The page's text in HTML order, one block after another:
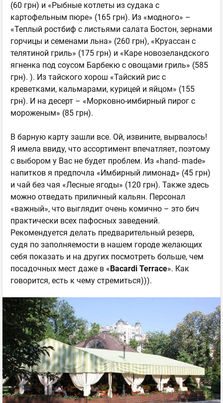
(60 грн) и «Рыбные котлеты из судака с
картофельным пюре» (165 грн). Из «модного» –
«Теплый ростбиф с листьями салата Бостон, зернами
горчицы и семенами льна» (260 грн), «Круассан с
телятиной гриль» (175 грн) и «Каре новозеландского
ягненка под соусом Барбекю с овощами гриль» (585
грн). ). Из тайского хорош «Тайский рис с
креветками, кальмарами, курицей и яйцом» (155
грн). И на десерт – «Морковно-имбирный пирог с
мороженым» (85 грн).
В барную карту зашли все. Ой, извините, вырвалось!
Я имела ввиду, что ассортимент впечатляет, поэтому
с выбором у Вас не будет проблем. Из «hand- made»
напитков я предпочла «Имбирный лимонад» (45 грн)
и чай без чая «Лесные ягоды» (120 грн). Также здесь
можно отведать приличный кальян. Персонал
«важный», что выглядит очень комично – это бич
практически всех пафосных заведений.
Рекомендуется делать предварительный резерв,
судя по заполняемости в нашем городе желающих
себя показать и на других посмотреть больше, чем
посадочных мест даже в « Bacardi Terrace». Как
говорится, есть к чему стремиться))).